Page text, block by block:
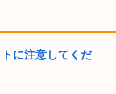
に注意してくだ